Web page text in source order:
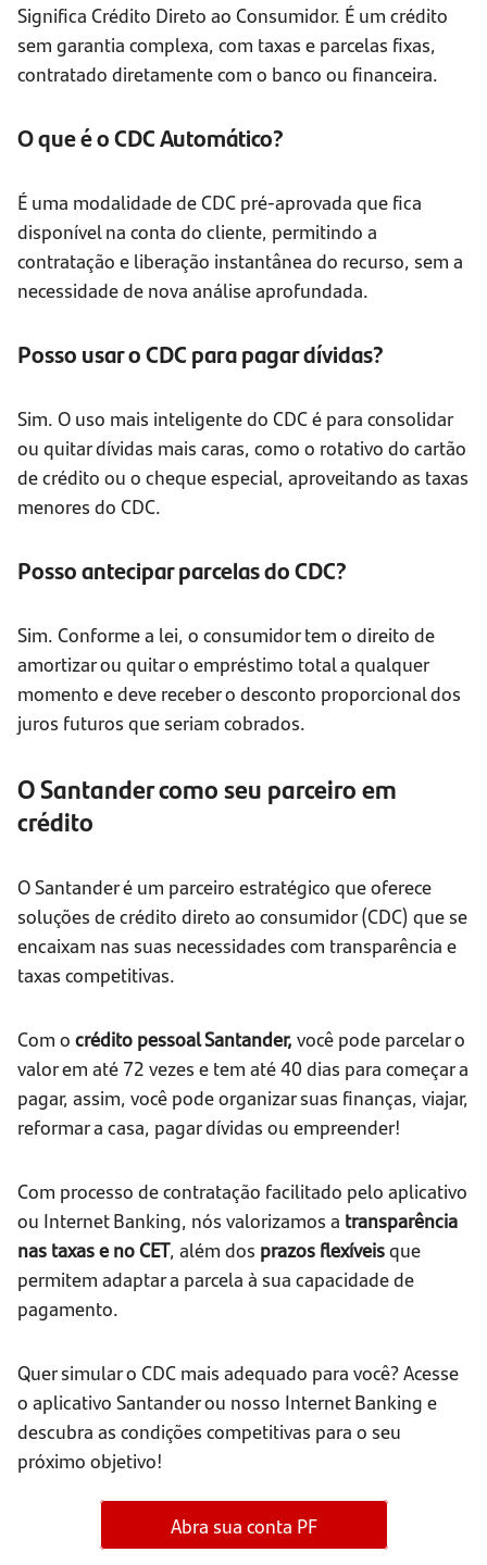
Significa Crédito Direto ao Consumidor. É um crédito
sem garantia complexa, com taxas e parcelas fixas,
contratado diretamente com o banco ou financeira.
O que é o CDC Automático?
É uma modalidade de CDC pré-aprovada que fica
disponível na conta do cliente, permitindo a
contratação e liberação instantânea do recurso, sem a
necessidade de nova análise aprofundada.
Posso usar o CDC para pagar dívidas?
Sim. O uso mais inteligente do CDC é para consolidar
ou quitar dívidas mais caras, como o rotativo do cartão
de crédito ou o cheque especial, aproveitando as taxas
menores do CDC.
Posso antecipar parcelas do CDC?
Sim. Conforme a lei, o consumidor tem o direito de
amortizar ou quitar o empréstimo total a qualquer
momento e deve receber o desconto proporcional dos
juros futuros que seriam cobrados.
O Santander como seu parceiro em
crédito
O Santander é um parceiro estratégico que oferece
soluções de crédito direto ao consumidor (CDC) que se
encaixam nas suas necessidades com transparência e
taxas competitivas.
Com o crédito pessoal Santander, você pode parcelar o
valor em até 72 vezes e tem até 40 dias para começar a
pagar, assim, você pode organizar suas finanças, viajar,
reformar a casa, pagar dívidas ou empreender!
Com processo de contratação facilitado pelo aplicativo
ou Internet Banking, nós valorizamos a transparência
nas taxas e no CET, além dos prazos flexíveisque
permitem adaptar a parcela à sua capacidade de
pagamento.
Quer simular o CDC mais adequado para você? Acesse
o aplicativo Santander ou nosso Internet Banking e
descubra as condições competitivas para o seu
próximo objetivo!
Abra sua conta PF